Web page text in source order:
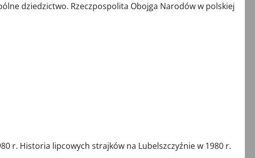
dziedzictwo. Rzeczpospolita Obojga Narodów w polskiej
r. Historia lipcowych strajków na Lubelszczyźnie w 1980 r.